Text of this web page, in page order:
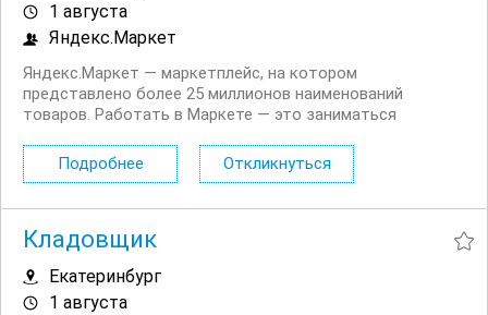
1 августа
Яндекс.Маркет
Яндекс.Маркет — маркетплейс, на котором
представлено более 25 миллионов наименований
товаров. Работать в Маркете — это заниматься
высокоскоростными людьми, быстро реагировать на
изменения и помогать друг другу. Приглашаем
Подробнее Откликнуться
Кладовщик
Екатеринбург
1 августа